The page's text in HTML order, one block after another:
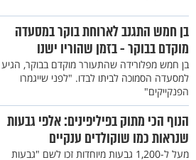
בן חמש התגנב לארוחת בוקר במסעדה
מוקדם בבוקר - בזמן שהוריו ישנו
בן חמש מפלורידה שהתעורר מוקדם בבוקר, הגיע
למסעדה הסמוכה לביתו לבדו. "לפני שייגמרו
הפנקייקים"
הנוף הכי מתוק בפיליפינים: אלפי גבעות
שנראות כמו שוקולדים ענקיים
מעל ל-1,200 גבעות מיוחדות זכו לשם "גבעות